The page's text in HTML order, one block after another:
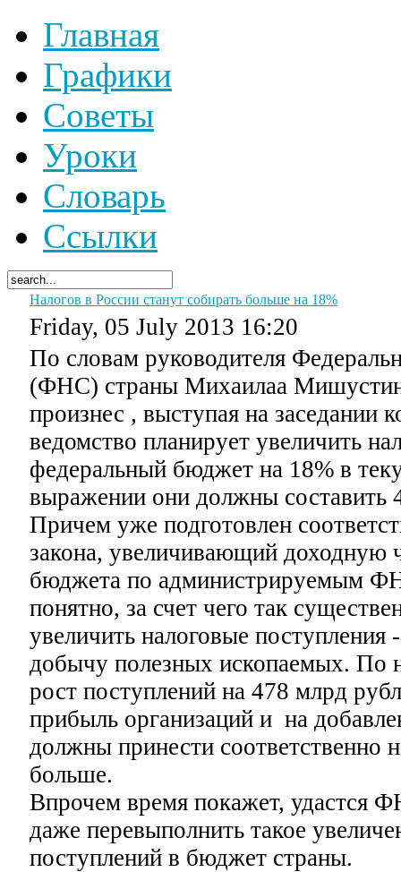
Главная
Графики
Советы
Уроки
Словарь
Ссылки
Налогов в России станут собирать больше на 18%
Friday, 05 July 2013 16:20
По словам руководителя
(ФНС) страны Михаилаа
произнес , выступая на заседании
ведомство планирует увеличить
федеральный бюджет на 18% в
выражении они должны составить
Причем уже подготовлен
закона, увеличивающий доходную
бюджета по администрируемым
понятно, за счет чего так
увеличить налоговые поступления
добычу полезных ископаемых. По
рост поступлений на 478 млрд
прибыль организаций и на
должны принести соответственно
больше.
Впрочем время покажет, удастся
даже перевыполнить такое
поступлений в бюджет страны.